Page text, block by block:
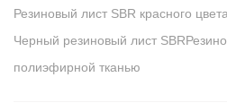
Резиновый лист SBR красного
Черный резиновый лист SBR
полиэфирной тканью